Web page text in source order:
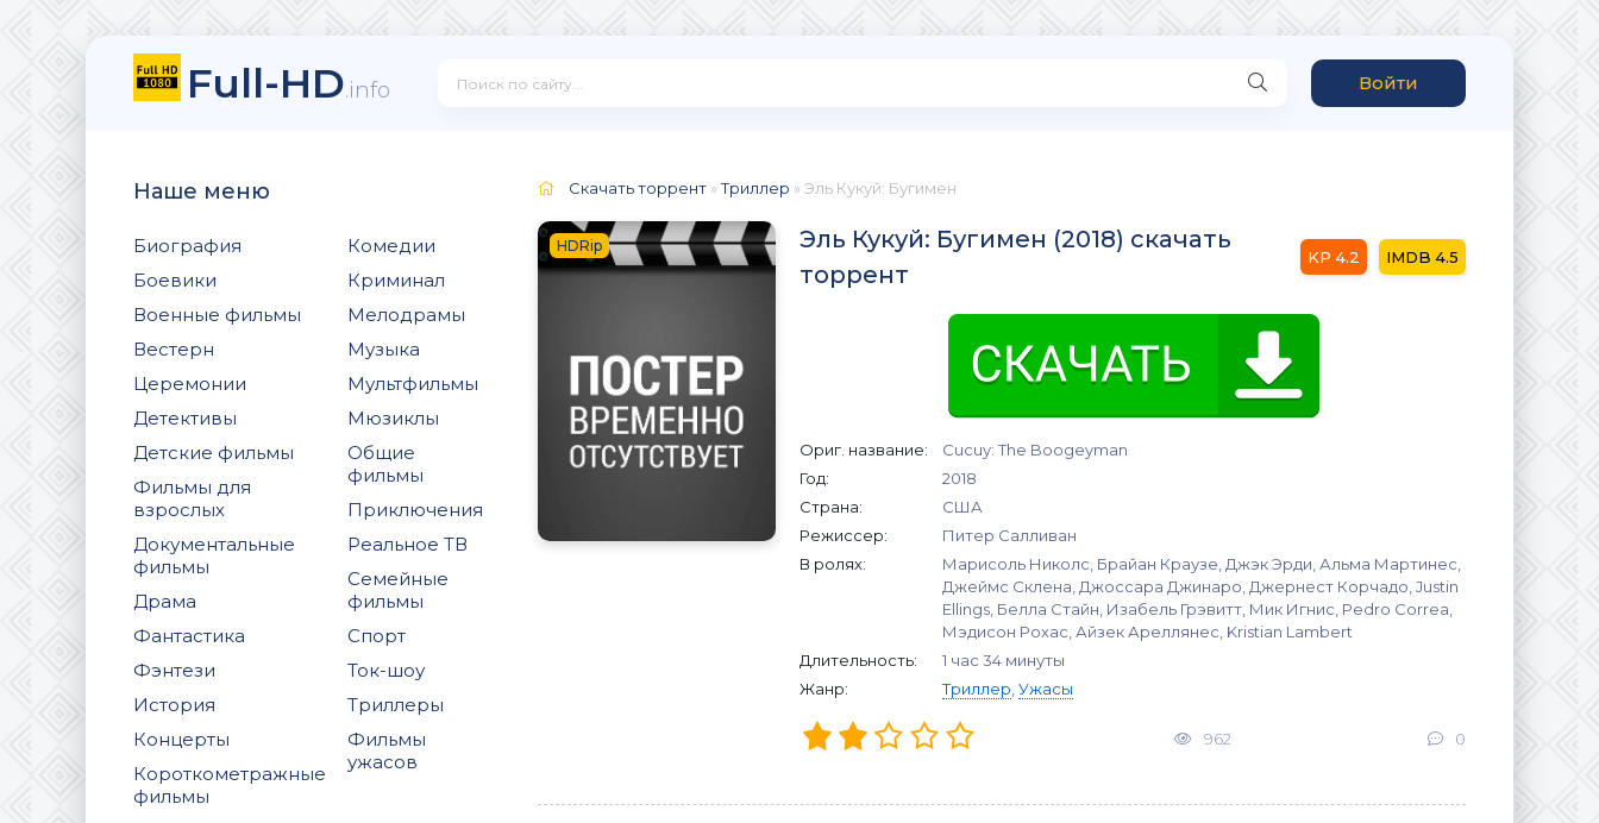
Full-HD.info Войти
Наше меню
Биография
Боевики
Военные фильмы
Вестерн
Церемонии
Детективы
Детские фильмы
Фильмы для
взрослых
Документальные
фильмы
Драма
Фантастика
Фэнтези
История
Концерты
Короткометражные
фильмы
Комедии
Криминал
Мелодрамы
Музыка
Мультфильмы
Мюзиклы
Общие
фильмы
Приключения
Реальное ТВ
Семейные
фильмы
Спорт
Ток-шоу
Триллеры
Фильмы
ужасов
Скачать торрент »Триллер » Эль Кукуй: Бугимен
HDRip
Эль Кукуй: Бугимен (2018) скачать
торрент
4.2 4.5
Ориг. название:
Cucuy: The Boogeyman
Год:
2018
Страна:
США
Режиссер:
Питер Салливан
В ролях:
Марисоль Николс, Брайан Краузе, Джэк Эрди, Альма Мартинес,
Джеймс Склена, Джоссара Джинаро, Джернест Корчадо, Justin
Ellings, Белла Стайн, Изабель Грэвитт, Мик Игнис, Pedro Correa,
Мэдисон Рохас, Айзек Ареллянес, Kristian Lambert
Длительность:
1 час 34 минуты
Жанр:
Триллер Ужасы
962 0